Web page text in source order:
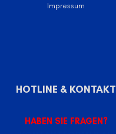
Impressum
HOTLINE & KONTAKT
HABEN SIE FRAGEN?